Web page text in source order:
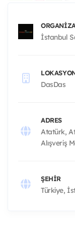
İstanbul
DasDas
ADRES
Atatürk,
Alışveriş
ŞEHIR
Türkiye,